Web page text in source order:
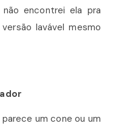
não encontrei ela pra
lavável mesmo
um cone ou um